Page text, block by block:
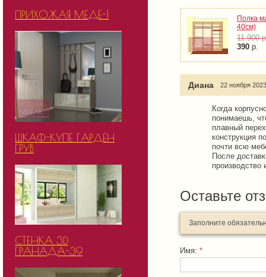
ПРИХОЖАЯ МЕДЕ-1
ШКАФ-КУПЕ ГАРДЕН
ГРУВ
СТЕНКА 3D
ГРАНАДА-39
Полка
40см)
11 900
390 р.
Диана 22 ноября
Когда
понимаешь,
плавный
конструкция
почти всю
После
Оставьте
Заполните
Имя: *